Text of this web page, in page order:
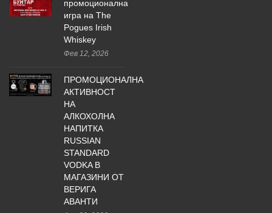
промоционална
игра на The
Pogues Irish
Whiskey
Фев 12, 2026
ПРОМОЦИОНАЛНА
АКТИВНОСТ
НА
АЛКОХОЛНА
НАПИТКА
RUSSIAN
STANDARD
VODKA В
МАГАЗИНИ ОТ
ВЕРИГА
АВАНТИ